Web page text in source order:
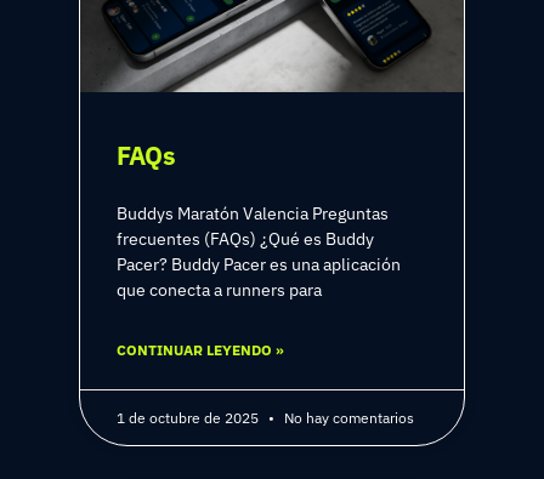
FAQs
Buddys Maratón Valencia Preguntas
frecuentes (FAQs) ¿Qué es Buddy
Pacer? Buddy Pacer es una aplicación
que conecta a runners para
CONTINUAR LEYENDO »
1 de octubre de 2025 No hay comentarios